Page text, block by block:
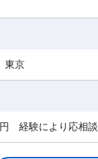
東京
経験により応相談